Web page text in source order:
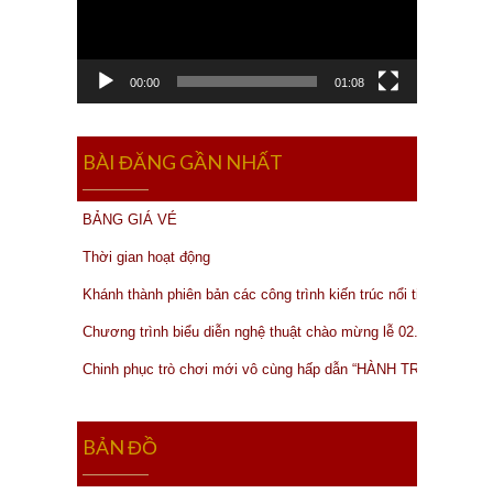
00:00 01:08
BÀI ĐĂNG GẦN NHẤT
BẢNG GIÁ VÉ
Thời gian hoạt động
Khánh thành phiên bản các công trình kiến trúc nổi tiếng của
Chương trình biểu diễn nghệ thuật chào mừng lễ 02.09.2019
Chinh phục trò chơi mới vô cùng hấp dẫn “HÀNH TRÌNH MẠO
BẢN ĐỒ